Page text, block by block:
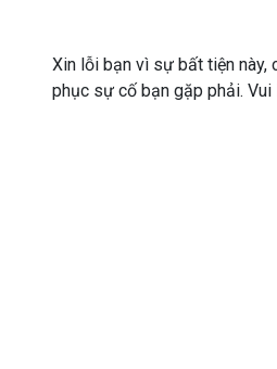
Xin lỗi bạn vì sự bất tiện này,
phục sự cố bạn gặp phải.